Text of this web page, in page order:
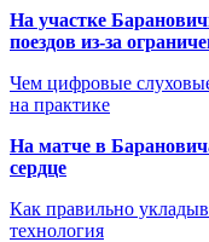
На участке
поездов из-за
Чем цифровые
на практике
На матче в
сердце
Как правильно
технология